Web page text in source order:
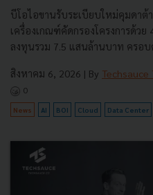
บีโอไอขานรับระเบียบใหม่คุมดาต้
เครื่องเกณฑ์คัดกรองโครงการด้ว
ลงทุนรวม 7.5 แสนล้านบาท ครอ
สิงหาคม 6, 2026 | By Techsauce
0
News AI BOI Cloud Data Center